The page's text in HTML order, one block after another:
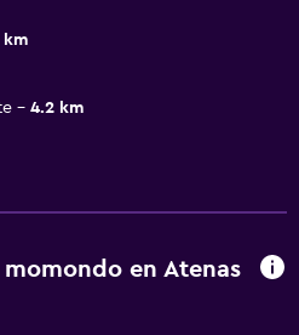
km
4.2 km
en Atenas